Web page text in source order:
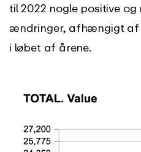
til 2022 nogle positive
ændringer, afhængigt af
i løbet af årene.